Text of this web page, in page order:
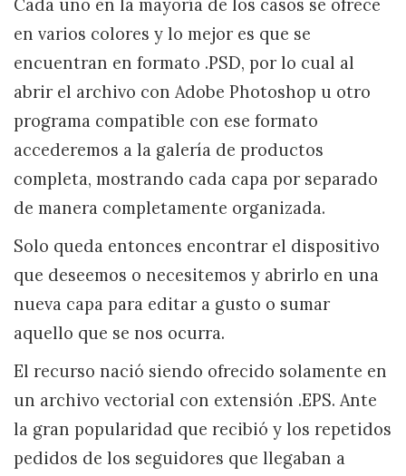
Cada uno en la mayoría de los casos se ofrece
en varios colores y lo mejor es que se
encuentran en formato .PSD, por lo cual al
abrir el archivo con Adobe Photoshop u otro
programa compatible con ese formato
accederemos a la galería de productos
completa, mostrando cada capa por separado
de manera completamente organizada.
Solo queda entonces encontrar el dispositivo
que deseemos o necesitemos y abrirlo en una
nueva capa para editar a gusto o sumar
aquello que se nos ocurra.
El recurso nació siendo ofrecido solamente en
un archivo vectorial con extensión .EPS. Ante
la gran popularidad que recibió y los repetidos
pedidos de los seguidores que llegaban a